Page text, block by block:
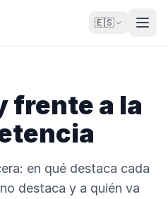
🇪🇸
frente a la
en qué destaca cada
destaca y a quién va